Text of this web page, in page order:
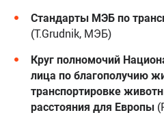
Стандарты МЭБ по
(T.Grudnik, МЭБ)
Круг полномочий
лица по благополучию
транспортировке
расстояния для Европы